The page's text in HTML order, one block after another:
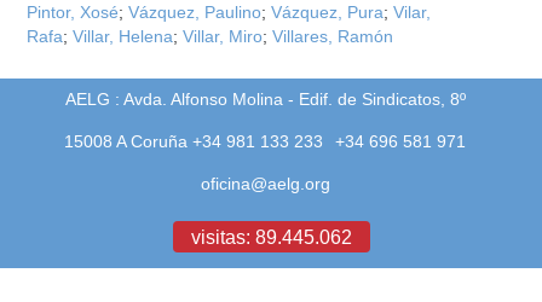
Pintor, Xosé;Vázquez, Paulino;Vázquez, Pura;Vilar,
Rafa;Villar, Helena;Villar, Miro;Villares, Ramón
AELG : Avda. Alfonso Molina - Edif. de Sindicatos, 8º
15008 A Coruña +34 981 133 233 +34 696 581 971
oficina@aelg.org
visitas: 89.445.062